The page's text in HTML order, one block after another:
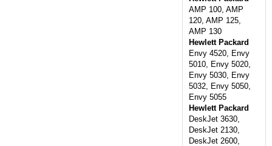
AMP 100, AMP
120, AMP 125,
AMP 130
Hewlett Packard
Envy 4520, Envy
5010, Envy 5020,
Envy 5030, Envy
5032, Envy 5050,
Envy 5055
Hewlett Packard
DeskJet 3630,
DeskJet 2130,
DeskJet 2600,